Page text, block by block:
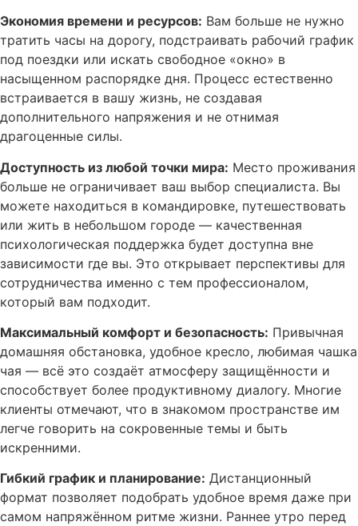
Экономия времени и ресурсов: Вам больше не нужно
тратить часы на дорогу, подстраивать рабочий график
под поездки или искать свободное «окно» в
насыщенном распорядке дня. Процесс естественно
встраивается в вашу жизнь, не создавая
дополнительного напряжения и не отнимая
драгоценные силы.
Доступность из любой точки мира: Место проживания
больше не ограничивает ваш выбор специалиста. Вы
можете находиться в командировке, путешествовать
или жить в небольшом городе — качественная
психологическая поддержка будет доступна вне
зависимости где вы. Это открывает перспективы для
сотрудничества именно с тем профессионалом,
который вам подходит.
Максимальный комфорт и безопасность: Привычная
домашняя обстановка, удобное кресло, любимая чашка
чая — всё это создаёт атмосферу защищённости и
способствует более продуктивному диалогу. Многие
клиенты отмечают, что в знакомом пространстве им
легче говорить на сокровенные темы и быть
искренними.
Гибкий график и планирование: Дистанционный
формат позволяет подобрать удобное время даже при
самом напряжённом ритме жизни. Раннее утро перед